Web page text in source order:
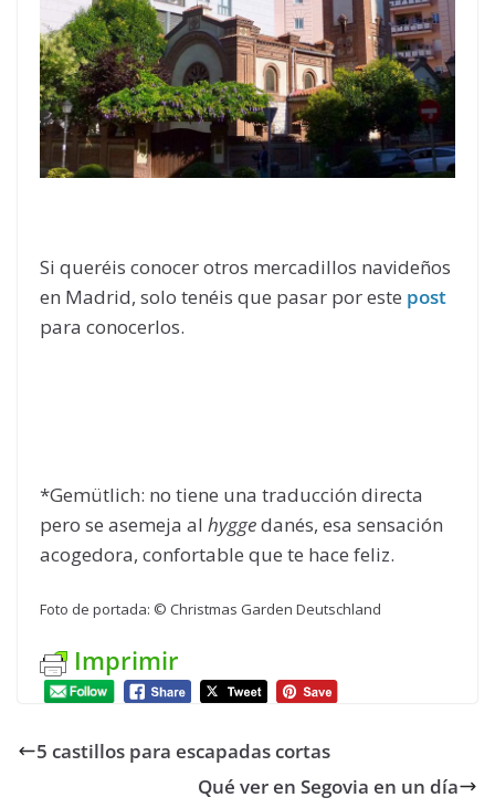
Si queréis conocer otros mercadillos navideños
en Madrid, solo tenéis que pasar por este post
para conocerlos.
*Gemütlich: no tiene una traducción directa
pero se asemeja al hyggedanés, esa sensación
acogedora, confortable que te hace feliz.
Foto de portada: © Christmas Garden Deutschland
Imprimir
5 castillos para escapadas cortas
Qué ver en Segovia en un día